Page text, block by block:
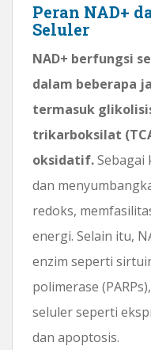
Peran NAD+
Seluler
NAD+ berfungsi
dalam beberapa
termasuk
trikarboksilat
oksidatif.Sebagai
dan
redoks,
energi. Selain itu,
enzim seperti
polimerase
seluler seperti
dan apoptosis.